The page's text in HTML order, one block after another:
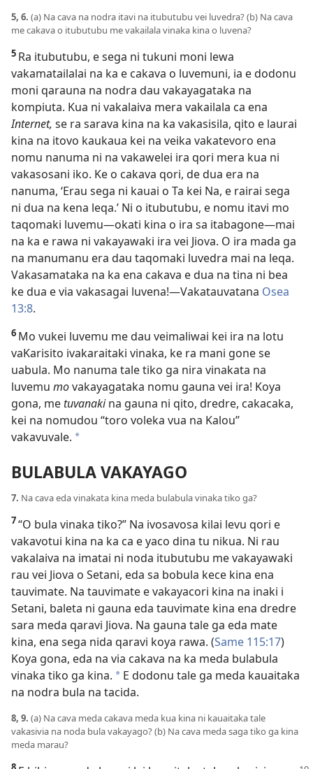
5, 6. (a) Na cava na nodra itavi na itubutubu vei luvedra? (b) Na cava
me cakava o itubutubu me vakailala vinaka kina o luvena?
5 Ra itubutubu, e sega ni tukuni moni lewa
vakamatailalai na ka e cakava o luvemuni, ia e dodonu
moni qarauna na nodra dau vakayagataka na
kompiuta. Kua ni vakalaiva mera vakailala ca ena
Internet, se ra sarava kina na ka vakasisila, qito e laurai
kina na itovo kaukaua kei na veika vakatevoro ena
nomu nanuma ni na vakawelei ira qori mera kua ni
vakasosani iko. Ke o cakava qori, de dua era na
nanuma, ‘Erau sega ni kauai o Ta kei Na, e rairai sega
ni dua na kena leqa.’ Ni o itubutubu, e nomu itavi mo
taqomaki luvemu​—okati kina o ira sa itabagone​—mai
na ka e rawa ni vakayawaki ira vei Jiova. O ira mada ga
na manumanu era dau taqomaki luvedra mai na leqa.
Vakasamataka na ka ena cakava e dua na tina ni bea
ke dua e via vakasagai luvena!​—Vakatauvatana Osea
13:8.
6 Mo vukei luvemu me dau veimaliwai kei ira na lotu
vaKarisito ivakaraitaki vinaka, ke ra mani gone se
uabula. Mo nanuma tale tiko ga nira vinakata na
luvemu movakayagataka nomu gauna vei ira! Koya
gona, me tuvanakina gauna ni qito, dredre, cakacaka,
kei na nomudou “toro voleka vua na Kalou”
vakavuvale. *
BULABULA VAKAYAGO
7. Na cava eda vinakata kina meda bulabula vinaka tiko ga?
7“O bula vinaka tiko?” Na ivosavosa kilai levu qori e
vakavotui kina na ka ca e yaco dina tu nikua. Ni rau
vakalaiva na imatai ni noda itubutubu me vakayawaki
rau vei Jiova o Setani, eda sa bobula kece kina ena
tauvimate. Na tauvimate e vakayacori kina na inaki i
Setani, baleta ni gauna eda tauvimate kina ena dredre
sara meda qaravi Jiova. Na gauna tale ga eda mate
kina, ena sega nida qaravi koya rawa. (Same 115:17)
Koya gona, eda na via cakava na ka meda bulabula
vinaka tiko ga kina. * E dodonu tale ga meda kauaitaka
na nodra bula na tacida.
8, 9. (a) Na cava meda cakava meda kua kina ni kauaitaka tale
vakasivia na noda bula vakayago? (b) Na cava meda saga tiko ga kina
meda marau?